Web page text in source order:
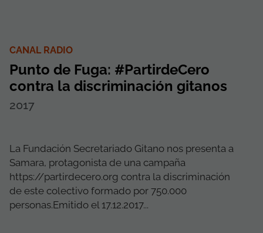
CANAL RADIO
Punto de Fuga: #PartirdeCero
contra la discriminación gitanos
2017
La Fundación Secretariado Gitano nos presenta a
Samara, protagonista de una campaña
https://partirdecero.org contra la discriminación
de este colectivo formado por 750.000
personas.Emitido el 17.12.2017...